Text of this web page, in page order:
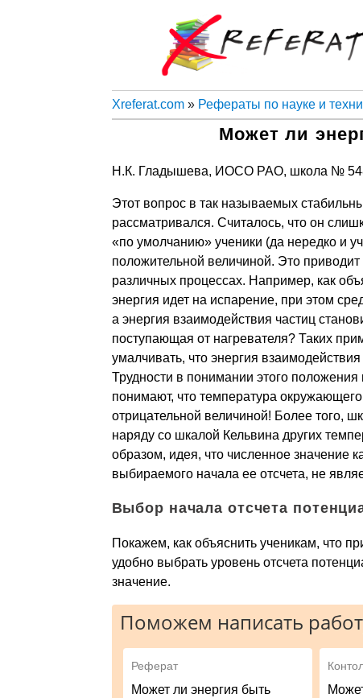
Xreferat.com» Рефераты по науке и
Может ли
Н.К. Гладышева, ИОСО РАО, школа №
Этот вопрос в так называемых
рассматривался. Считалось, что он
«по умолчанию» ученики (да нередко и
положительной величиной. Это
различных процессах. Например, как
энергия идет на испарение, при этом
а энергия взаимодействия частиц
поступающая от нагревателя? Таких
умалчивать, что энергия
Трудности в понимании этого
понимают, что температура
отрицательной величиной! Более того,
наряду со шкалой Кельвина других
образом, идея, что численное значение
выбираемого начала ее отсчета, не
Выбор начала отсчета
Покажем, как объяснить ученикам, что
удобно выбрать уровень отсчета
значение.
Поможем написать
Реферат
Может ли энергия быть